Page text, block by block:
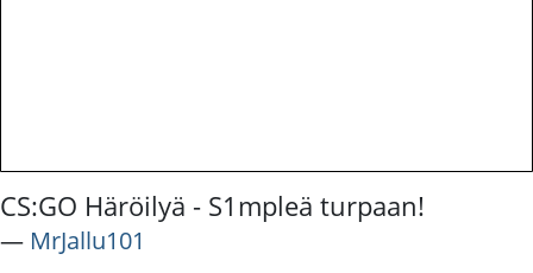
CS:GO Häröilyä - S1mpleä turpaan!
― MrJallu101